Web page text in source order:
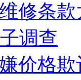
修条
调查
价格欺